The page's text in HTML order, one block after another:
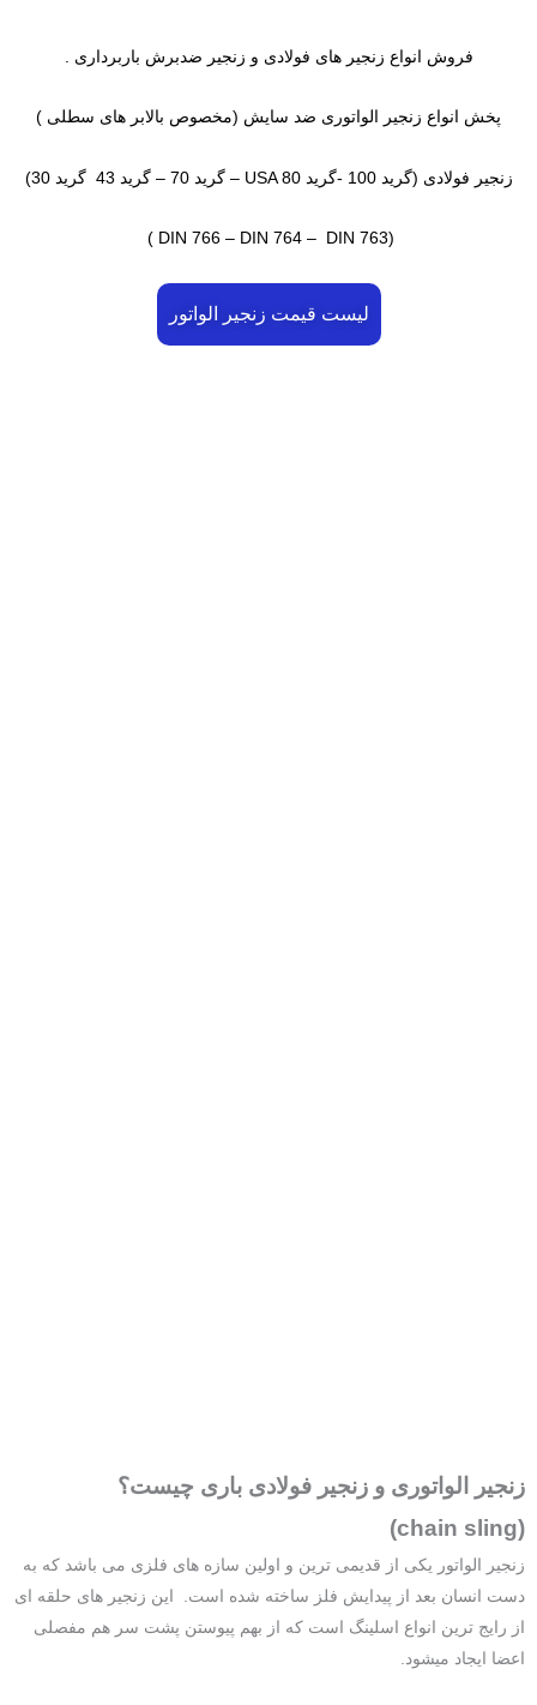
فروش انواع زنجیر های فولادی و زنجیر ضدبرش باربرداری .
پخش انواع زنجیر الواتوری ضد سایش (مخصوص بالابر های سطلی )
زنجیر فولادی (گرید 100 -گرید USA 80 – گرید 70 – گرید 43 گرید 30)
(DIN 766 – DIN 764 – DIN 763 )
لیست قیمت زنجیر الواتور
زنجیر الواتوری و زنجیر فولادی باری چیست؟
(chain sling)
زنجیر الواتور یکی از قدیمی ترین و اولین سازه های فلزی می باشد که به
دست انسان بعد از پیدایش فلز ساخته شده است. این زنجیر های حلقه ای
از رایج ترین انواع اسلینگ است که از بهم پیوستن پشت سر هم مفصلی
اعضا ایجاد میشود.